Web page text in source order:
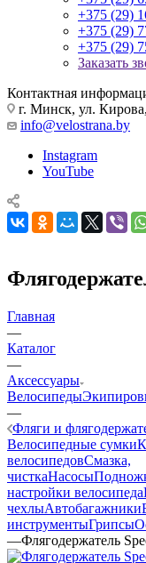
+375 (29)
+375 (29)
+375 (29)
Заказать
Контактная
г. Минск, ул.
info@velostrana.by
Instagram
YouTube
Главная
—
Каталог
—
Аксессуары
Велосипеды
—
Фляги и
Велосипедные сумки
велосипедовСмазка,
чисткаНасосы
настройки велосипеда
чехлыАвтобагажники
инструментыГрипсы
—Флягодержатель